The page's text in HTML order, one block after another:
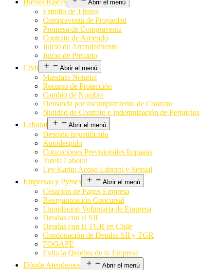
Bienes Raíces
Abrir el menú
Estudio de Títulos
Compraventa de Propiedad
Promesa de Compraventa
Contrato de Arriendo
Juicio de Arrendamiento
Juicio de Precario
Civil
Abrir el menú
Mandato Notarial
Recurso de Protección
Cambio de Nombre
Demanda por Incumplimiento de Contrato
Nulidad de Contrato e Indemnización de Perjuicios
Laboral
Abrir el menú
Despido Injustificado
Autodespido
Cotizaciones Previsionales Impagas
Tutela Laboral
Ley Karin: Acoso Laboral y Sexual
Empresas y Pymes
Abrir el menú
Cesación de Pagos Empresa
Reorganización Concursal
Liquidación Voluntaria de Empresa
Deudas con el SII
Deudas con la TGR en Chile
Condonación de Deudas SII y TGR
FOGAPE
Evita la Quiebra de tu Empresa
Dónde Atendemos
Abrir el menú